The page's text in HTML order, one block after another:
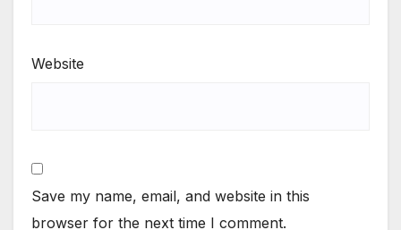
Website
Save my name, email, and website in this
browser for the next time I comment.